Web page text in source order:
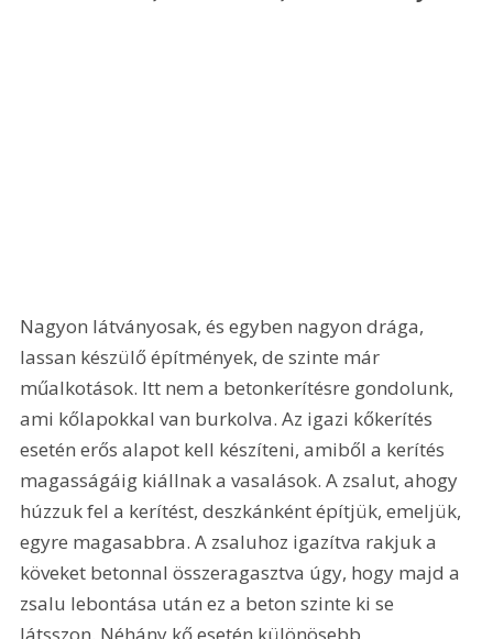
Nagyon látványosak, és egyben nagyon drága,
lassan készülő építmények, de szinte már
műalkotások. Itt nem a betonkerítésre gondolunk,
ami kőlapokkal van burkolva. Az igazi kőkerítés
esetén erős alapot kell készíteni, amiből a kerítés
magasságáig kiállnak a vasalások. A zsalut, ahogy
húzzuk fel a kerítést, deszkánként építjük, emeljük,
egyre magasabbra. A zsaluhoz igazítva rakjuk a
köveket betonnal összeragasztva úgy, hogy majd a
zsalu lebontása után ez a beton szinte ki se
látsszon. Néhány kő esetén különösebb